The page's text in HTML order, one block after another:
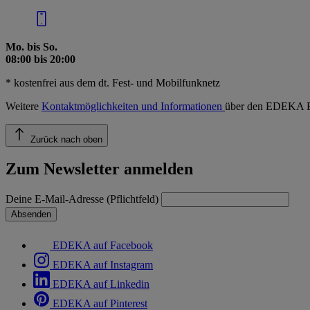
Mo. bis So.
08:00 bis 20:00
* kostenfrei aus dem dt. Fest- und Mobilfunknetz
Weitere Kontaktmöglichkeiten und Informationen über den EDEKA
Zurück nach oben
Zum Newsletter anmelden
Deine E-Mail-Adresse (Pflichtfeld)
Absenden
EDEKA auf Facebook
EDEKA auf Instagram
EDEKA auf Linkedin
EDEKA auf Pinterest